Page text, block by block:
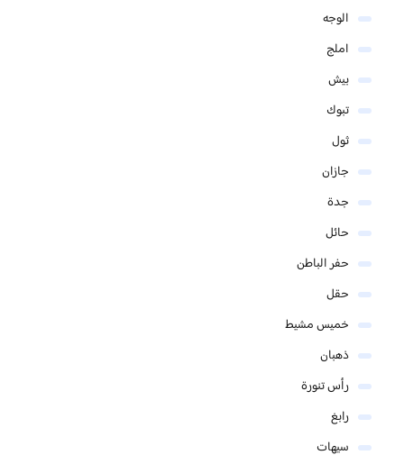
الوجه
املج
بيش
تبوك
ثول
جازان
جدة
حائل
حفر الباطن
حقل
خميس مشيط
ذهبان
رأس تنورة
رابغ
سيهات